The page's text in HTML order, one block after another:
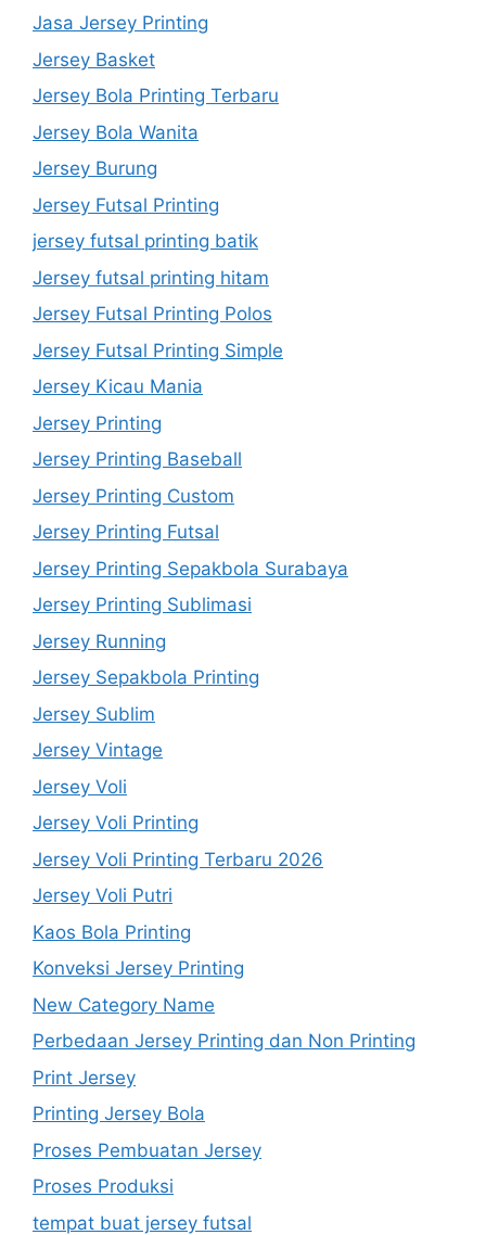
Jasa Jersey Printing
Jersey Basket
Jersey Bola Printing Terbaru
Jersey Bola Wanita
Jersey Burung
Jersey Futsal Printing
jersey futsal printing batik
Jersey futsal printing hitam
Jersey Futsal Printing Polos
Jersey Futsal Printing Simple
Jersey Kicau Mania
Jersey Printing
Jersey Printing Baseball
Jersey Printing Custom
Jersey Printing Futsal
Jersey Printing Sepakbola Surabaya
Jersey Printing Sublimasi
Jersey Running
Jersey Sepakbola Printing
Jersey Sublim
Jersey Vintage
Jersey Voli
Jersey Voli Printing
Jersey Voli Printing Terbaru 2026
Jersey Voli Putri
Kaos Bola Printing
Konveksi Jersey Printing
New Category Name
Perbedaan Jersey Printing dan Non Printing
Print Jersey
Printing Jersey Bola
Proses Pembuatan Jersey
Proses Produksi
tempat buat jersey futsal